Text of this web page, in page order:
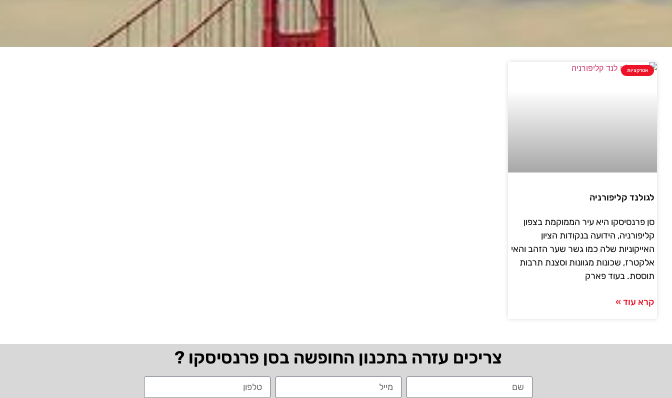
אטרקציות
לגולנד קליפורניה
סן פרנסיסקו היא עיר הממוקמת בצפון
קליפורניה, הידועה בנקודות הציון
האייקוניות שלה כמו גשר שער הזהב והאי
אלקטרז, שכונות מגוונות וסצנת תרבות
תוססת. בעוד פארק
קרא עוד »
צריכים עזרה בתכנון החופשה בסן פרנסיסקו ?